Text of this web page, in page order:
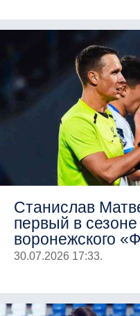
Станислав
первый в
воронежского
30.07.2026 17:33.